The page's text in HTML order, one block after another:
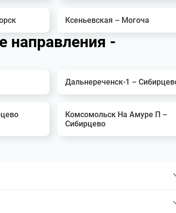
Ксеньевская – Могоча
-
Дальнереченск-1 –
Комсомольск На Амуре П –
Сибирцево